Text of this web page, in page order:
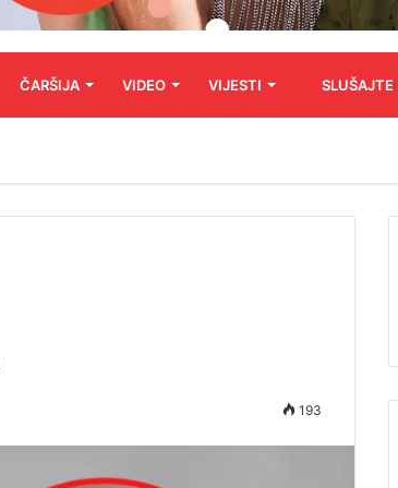
ČARŠIJA VIDEO VIJESTI SLUŠAJTE
193
Audio